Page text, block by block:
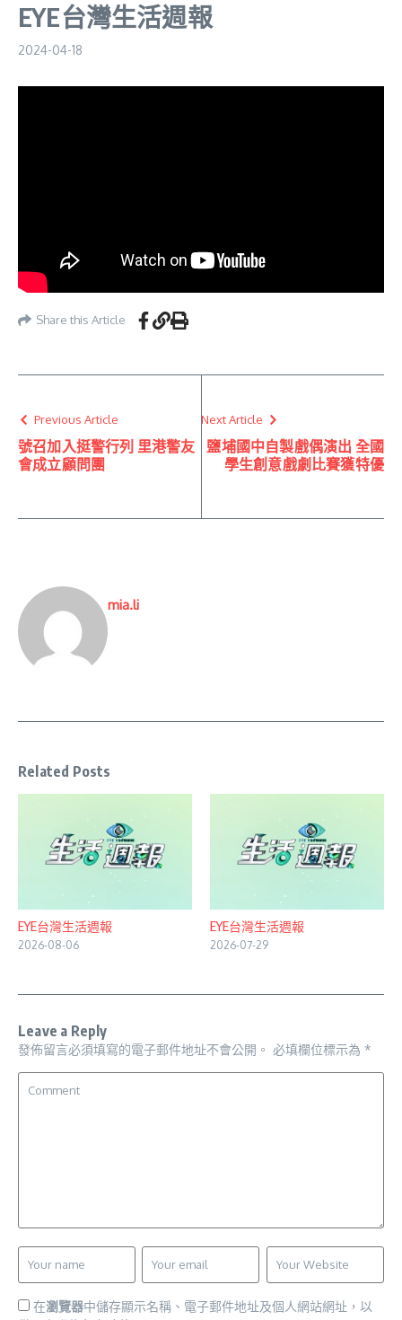
EYE台灣生活週報
2024-04-18
Share this Article
Previous Article
號召加入挺警行列 里港警友
會成立顧問團
Next Article
鹽埔國中自製戲偶演出 全國
學生創意戲劇比賽獲特優
mia.li
Related Posts
EYE台灣生活週報
2026-08-06
EYE台灣生活週報
2026-07-29
Leave a Reply
發佈留言必須填寫的電子郵件地址不會公開。 必填欄位標示為 *
在瀏覽器中儲存顯示名稱、電子郵件地址及個人網站網址，以